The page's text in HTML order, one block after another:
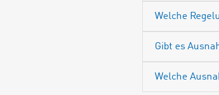
Welche
Gibt es
Welche